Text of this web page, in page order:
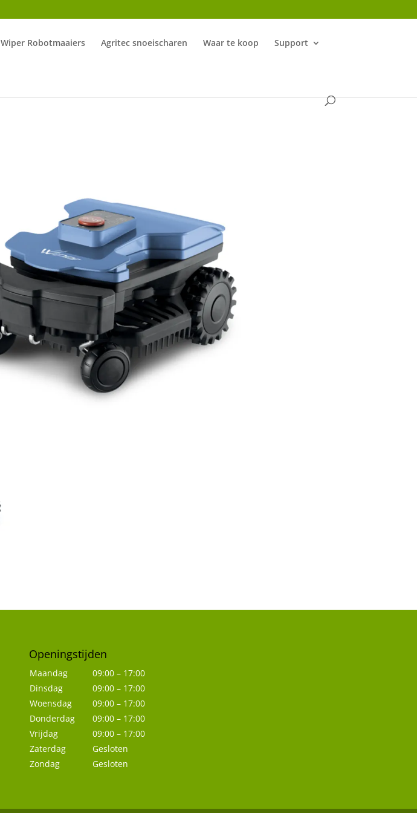
Wiper Robotmaaiers Agritec snoeischaren Waar te koop Support
Openingstijden
Maandag
09:00 – 17:00
Dinsdag
09:00 – 17:00
Woensdag
09:00 – 17:00
Donderdag
09:00 – 17:00
Vrijdag
09:00 – 17:00
Zaterdag
Gesloten
Zondag
Gesloten